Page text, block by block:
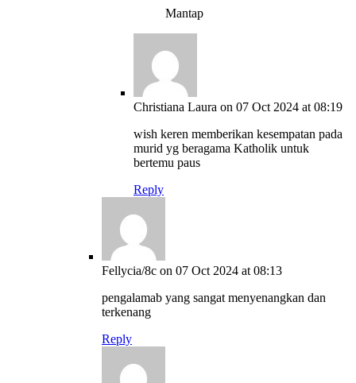
Mantap
Christiana Laura on 07 Oct 2024 at 08:19
wish keren memberikan kesempatan pada
murid yg beragama Katholik untuk
bertemu paus
Reply
Fellycia/8c on 07 Oct 2024 at 08:13
pengalamab yang sangat menyenangkan dan
terkenang
Reply